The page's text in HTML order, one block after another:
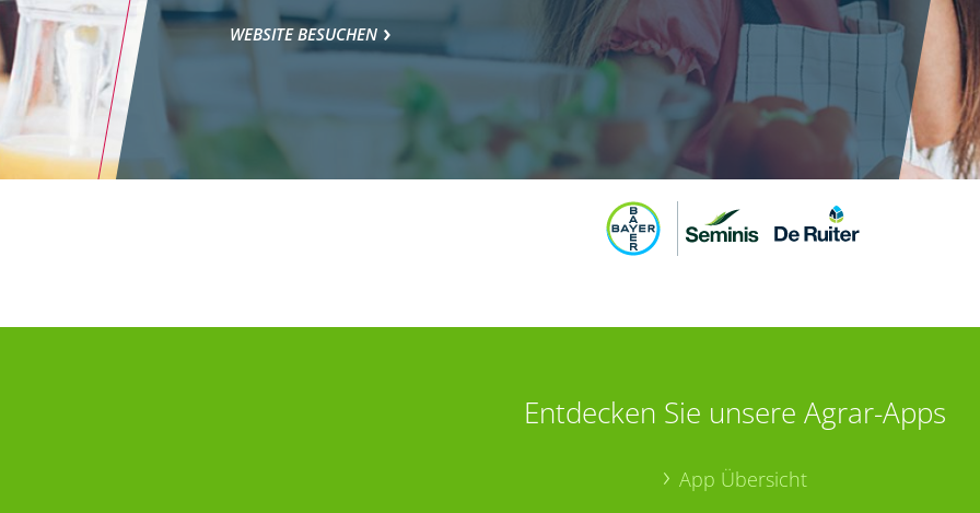
WEBSITE BESUCHEN
Entdecken Sie unsere Agrar-Apps
App Übersicht